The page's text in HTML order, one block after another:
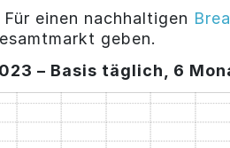
einen nachhaltigen
geben.
– Basis täglich, 6